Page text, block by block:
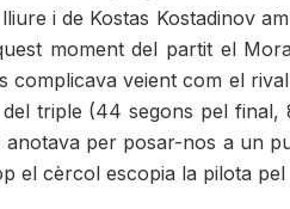
i de Kostas Kostadinov
moment del partit el
veient com el rival
triple (44 segons pel
anotava per posar-nos a un
el cèrcol escopia la pilota